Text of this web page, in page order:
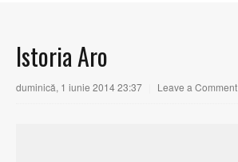
Istoria Aro
duminică, 1 iunie 2014 23:37 Leave a Comment